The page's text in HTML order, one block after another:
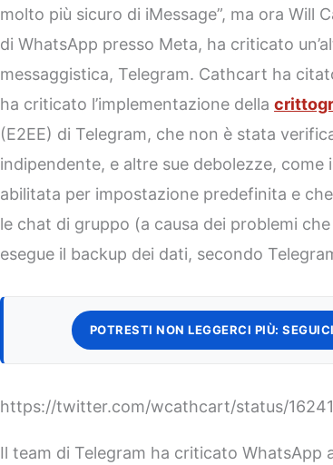
molto più sicuro di iMessage”, ma ora Will
di WhatsApp presso Meta, ha criticato
messaggistica, Telegram. Cathcart ha
ha criticato l’implementazione della
(E2EE) di Telegram, che non è stata
indipendente, e altre sue debolezze, come
abilitata per impostazione predefinita e
le chat di gruppo (a causa dei problemi
esegue il backup dei dati, secondo
POTRESTI NON LEGGERCI PIÙ:
https://twitter.com/wcathcart/status/
Il team di Telegram ha criticato WhatsApp